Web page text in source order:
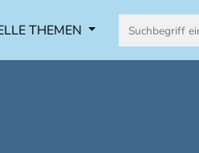
THEMEN